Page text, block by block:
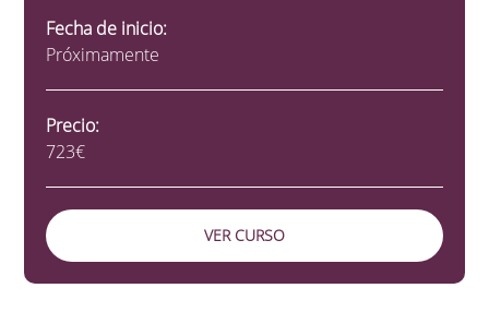
Fecha de inicio:
Próximamente
Precio:
723€
VER CURSO